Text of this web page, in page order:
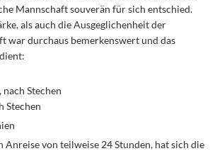
Mannschaft souverän für sich entschied.
als auch die Ausgeglichenheit der
war durchaus bemerkenswert und das
Stechen
Stechen
Anreise von teilweise 24 Stunden, hat sich die